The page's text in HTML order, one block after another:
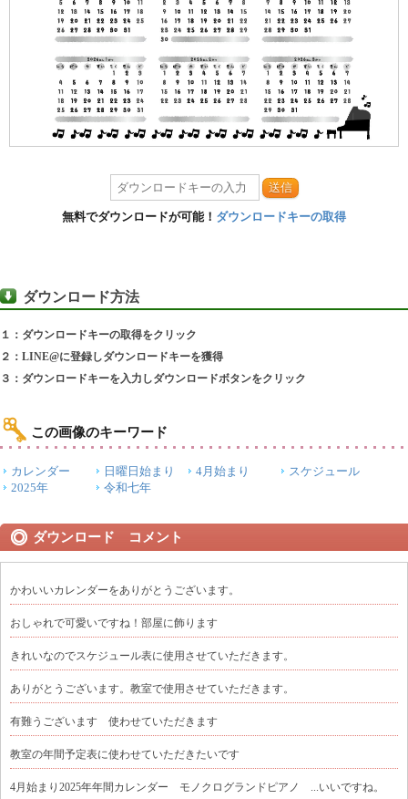
送信
無料でダウンロードが可能！ ダウンロードキーの取得
ダウンロード方法
１：ダウンロードキーの取得をクリック
２：LINE@に登録しダウンロードキーを獲得
３：ダウンロードキーを入力しダウンロードボタンをクリック
この画像のキーワード
カレンダー 日曜日始まり 4月始まり
スケジュール
2025年
令和七年
ダウンロード コメント
かわいいカレンダーをありがとうございます。
おしゃれで可愛いですね！部屋に飾ります
きれいなのでスケジュール表に使用させていただきます。
ありがとうございます。教室で使用させていただきます。
有難うございます 使わせていただきます
教室の年間予定表に使わせていただきたいです
4月始まり2025年年間カレンダー モノクログランドピアノ ...いいですね。